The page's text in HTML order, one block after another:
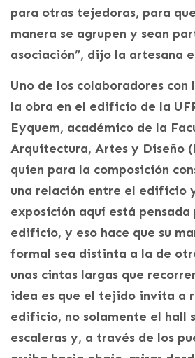
para otras tejedoras, para
manera se agrupen y sean
asociación”, dijo la artesana
Uno de los colaboradores
la obra en el edificio de la
Eyquem, académico de la
Arquitectura, Artes y Diseño
quien para la composición
una relación entre el edificio
exposición aquí está pensada
edificio, y eso hace que su
formal sea distinta a la de
unas cintas largas que
idea es que el tejido invita a
edificio, no solamente el hall
escaleras y, a través de los